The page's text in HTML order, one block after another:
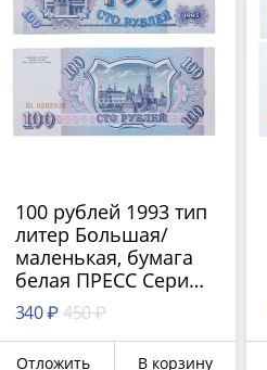
100 рублей 1993 тип
литер Большая/
маленькая, бумага
белая ПРЕСС Серия
Нл
340 ₽ 450 ₽
Отложить В корзину